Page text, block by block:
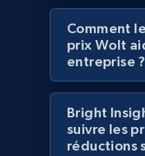
2.1K+ 355+
Home Depot US -
specific category
URL, Domain, Country
Sku, Product id,
and more.
Comment
prix Wolt
entreprise ?
Bright
suivre les
réductions